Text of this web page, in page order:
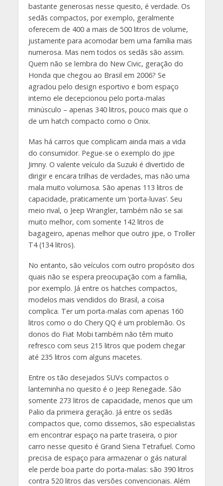
bastante generosas nesse quesito, é verdade. Os
sedãs compactos, por exemplo, geralmente
oferecem de 400 a mais de 500 litros de volume,
justamente para acomodar bem uma família mais
numerosa. Mas nem todos os sedãs são assim.
Quem não se lembra do New Civic, geração do
Honda que chegou ao Brasil em 2006? Se
agradou pelo design esportivo e bom espaço
interno ele decepcionou pelo porta-malas
minúsculo – apenas 340 litros, pouco mais que o
de um hatch compacto como o Onix.
Mas há carros que complicam ainda mais a vida
do consumidor. Pegue-se o exemplo do jipe
Jimny. O valente veículo da Suzuki é divertido de
dirigir e encara trilhas de verdades, mas não uma
mala muito volumosa. São apenas 113 litros de
capacidade, praticamente um ‘porta-luvas’. Seu
meio rival, o Jeep Wrangler, também não se sai
muito melhor, com somente 142 litros de
bagageiro, apenas melhor que outro jipe, o Troller
T4 (134 litros).
No entanto, são veículos com outro propósito dos
quais não se espera preocupação com a família,
por exemplo. Já entre os hatches compactos,
modelos mais vendidos do Brasil, a coisa
complica. Ter um porta-malas com apenas 160
litros como o do Chery QQ é um problemão. Os
donos do Fiat Mobi também não têm muito
refresco com seus 215 litros que podem chegar
até 235 litros com alguns macetes.
Entre os tão desejados SUVs compactos o
lanterninha no quesito é o Jeep Renegade. São
somente 273 litros de capacidade, menos que um
Palio da primeira geração. Já entre os sedãs
compactos que, como dissemos, são especialistas
em encontrar espaço na parte traseira, o pior
carro nesse quesito é Grand Siena Tetrafuel. Como
precisa de espaço para armazenar o gás natural
ele perde boa parte do porta-malas: são 390 litros
contra 520 litros das versões convencionais. Além